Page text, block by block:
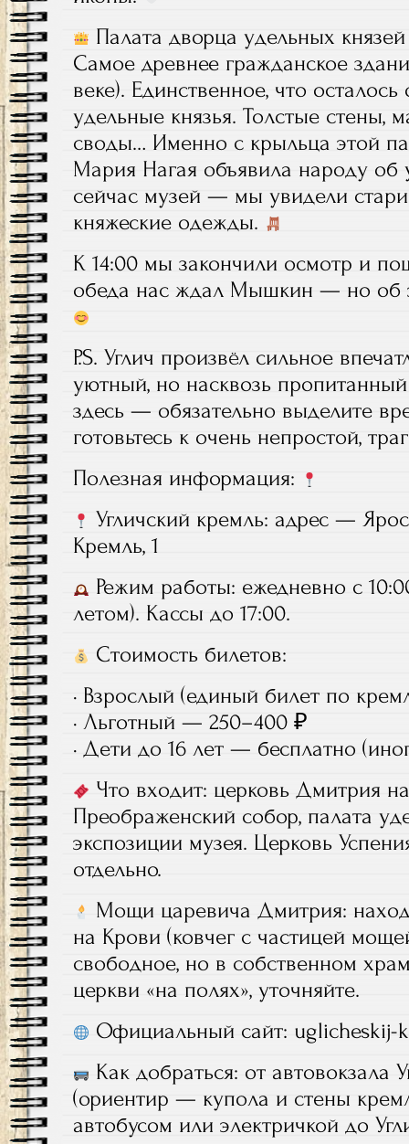
Палата дворца удельных князей
Самое древнее гражданское
веке). Единственное, что
удельные князья. Толстые стены,
своды… Именно с крыльца этой
Мария Нагая объявила народу об
сейчас музей — мы увидели
княжеские одежды.
К 14:00 мы закончили осмотр и
обеда нас ждал Мышкин — но об
P.S. Углич произвёл сильное
уютный, но насквозь
здесь — обязательно выделите
готовьтесь к очень непростой,
Полезная информация:
Угличский кремль: адрес —
Кремль, 1
Режим работы: ежедневно с
летом). Кассы до 17:00.
Стоимость билетов:
· Взрослый (единый билет по
· Льготный — 250–400 ₽
· Дети до 16 лет — бесплатно
Что входит: церковь Дмитрия
Преображенский собор, палата
экспозиции музея. Церковь
отдельно.
Мощи царевича Дмитрия:
на Крови (ковчег с частицей
свободное, но в собственном
церкви «на полях», уточняйте.
Официальный сайт: uglicheskij-
Как добраться: от автовокзала
(ориентир — купола и стены
автобусом или электричкой до